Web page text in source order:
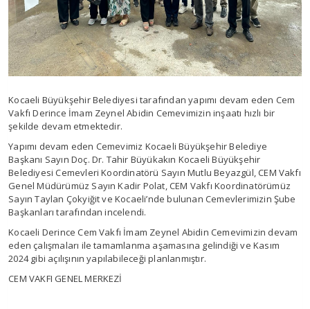
Kocaeli Büyükşehir Belediyesi tarafından yapımı devam eden Cem
Vakfı Derince İmam Zeynel Abidin Cemevimizin inşaatı hızlı bir
şekilde devam etmektedir.
Yapımı devam eden Cemevimiz Kocaeli Büyükşehir Belediye
Başkanı Sayın Doç. Dr. Tahir Büyükakın Kocaeli Büyükşehir
Belediyesi Cemevleri Koordinatörü Sayın Mutlu Beyazgül, CEM Vakfı
Genel Müdürümüz Sayın Kadir Polat, CEM Vakfı Koordinatörümüz
Sayın Taylan Çokyiğit ve Kocaeli’nde bulunan Cemevlerimizin Şube
Başkanları tarafından incelendi.
Kocaeli Derince Cem Vakfı İmam Zeynel Abidin Cemevimizin devam
eden çalışmaları ile tamamlanma aşamasına gelindiği ve Kasım
2024 gibi açılışının yapılabileceği planlanmıştır.
CEM VAKFI GENEL MERKEZİ